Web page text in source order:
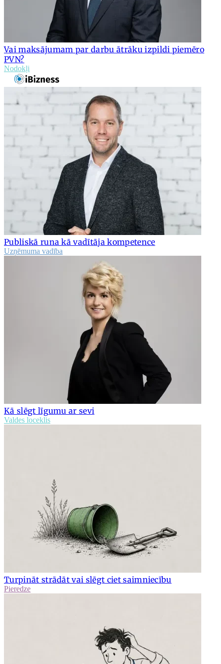
Vai maksājumam par darbu ātrāku izpildi piemēro
PVN?
Nodokļi
Publiskā runa kā vadītāja kompetence
Uzņēmuma vadība
Kā slēgt līgumu ar sevi
Valdes loceklis
Turpināt strādāt vai slēgt ciet saimniecību
Pieredze